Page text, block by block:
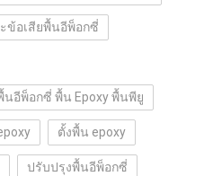
ข้อเสียพื้นอีพ็อกซี่
อีพ็อกซี่ พื้น Epoxy พื้นพียู
ตั้งพื้น epoxy
ปรับปรุงพื้นอีพ็อกซี่